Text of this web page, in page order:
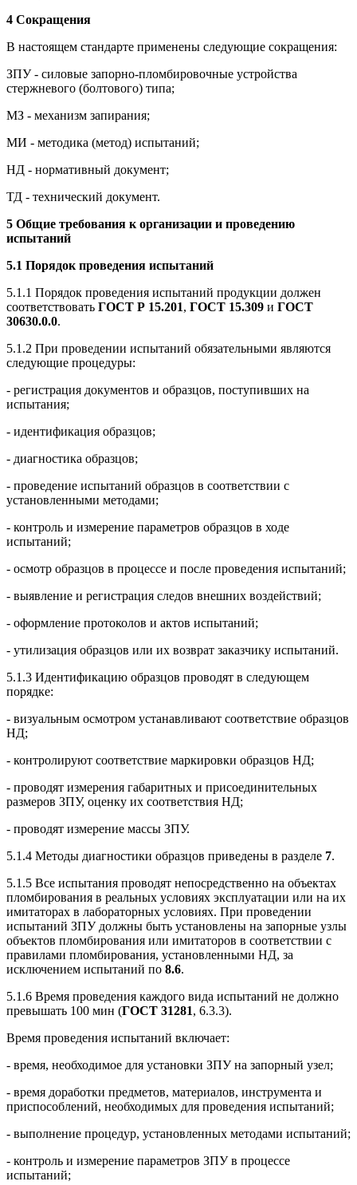
4 Сокращения
В настоящем стандарте применены следующие сокращения:
ЗПУ - силовые запорно-пломбировочные устройства
стержневого (болтового) типа;
МЗ - механизм запирания;
МИ - методика (метод) испытаний;
НД - нормативный документ;
ТД - технический документ.
5 Общие требования к организации и проведению
испытаний
5.1 Порядок проведения испытаний
5.1.1 Порядок проведения испытаний продукции должен
соответствовать ГОСТ Р 15.201, ГОСТ 15.309 и ГОСТ
30630.0.0.
5.1.2 При проведении испытаний обязательными являются
следующие процедуры:
- регистрация документов и образцов, поступивших на
испытания;
- идентификация образцов;
- диагностика образцов;
- проведение испытаний образцов в соответствии с
установленными методами;
- контроль и измерение параметров образцов в ходе
испытаний;
- осмотр образцов в процессе и после проведения испытаний;
- выявление и регистрация следов внешних воздействий;
- оформление протоколов и актов испытаний;
- утилизация образцов или их возврат заказчику испытаний.
5.1.3 Идентификацию образцов проводят в следующем
порядке:
- визуальным осмотром устанавливают соответствие образцов
НД;
- контролируют соответствие маркировки образцов НД;
- проводят измерения габаритных и присоединительных
размеров ЗПУ, оценку их соответствия НД;
- проводят измерение массы ЗПУ.
5.1.4 Методы диагностики образцов приведены в разделе 7.
5.1.5 Все испытания проводят непосредственно на объектах
пломбирования в реальных условиях эксплуатации или на их
имитаторах в лабораторных условиях. При проведении
испытаний ЗПУ должны быть установлены на запорные узлы
объектов пломбирования или имитаторов в соответствии с
правилами пломбирования, установленными НД, за
исключением испытаний по 8.6.
5.1.6 Время проведения каждого вида испытаний не должно
превышать 100 мин (ГОСТ 31281, 6.3.3).
Время проведения испытаний включает:
- время, необходимое для установки ЗПУ на запорный узел;
- время доработки предметов, материалов, инструмента и
приспособлений, необходимых для проведения испытаний;
- выполнение процедур, установленных методами испытаний;
- контроль и измерение параметров ЗПУ в процессе
испытаний;